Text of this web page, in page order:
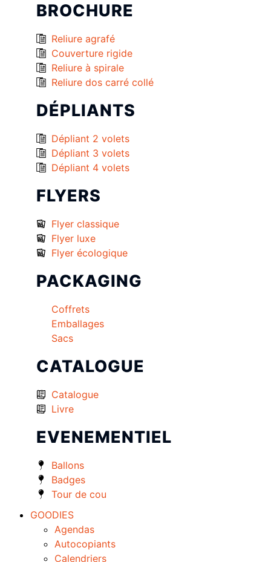
BROCHURE
Reliure agrafé
Couverture rigide
Reliure à spirale
Reliure dos carré collé
DÉPLIANTS
Dépliant 2 volets
Dépliant 3 volets
Dépliant 4 volets
FLYERS
Flyer classique
Flyer luxe
Flyer écologique
PACKAGING
Coffrets
Emballages
Sacs
CATALOGUE
Catalogue
Livre
EVENEMENTIEL
Ballons
Badges
Tour de cou
GOODIES
Agendas
Autocopiants
Calendriers